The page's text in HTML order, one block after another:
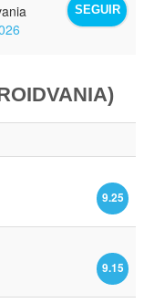
SEGUIR
9.25
9.15